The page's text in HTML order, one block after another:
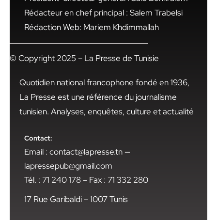
Rédacteur en chef principal : Salem Trabelsi
Rédaction Web: Mariem Khdimmallah
© Copyright 2025 – La Presse de Tunisie
Quotidien national francophone fondé en 1936,
La Presse est une référence du journalisme
tunisien. Analyses, enquêtes, culture et actualité
Contact:
Email : contact@lapresse.tn —
lapressepub@gmail.com
Tél. : 71 240 178 – Fax : 71 332 280
17 Rue Garibaldi – 1007 Tunis